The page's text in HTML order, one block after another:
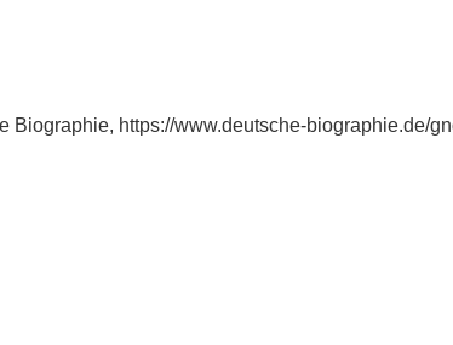
Biographie, https://www.deutsche-biographie.de/